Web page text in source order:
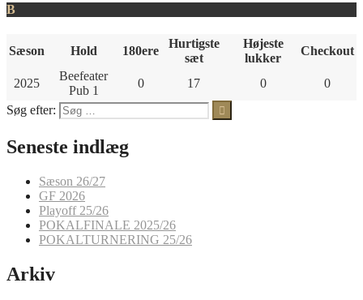
B
Sæson Hold 180ere
Hurtigste
sæt
Højeste
lukker
Checkout
2025
Beefeater
Pub 1
0 17 0
0
Søg efter:
Seneste indlæg
Sæson 26/27
GF 2026
Playoff 25/26
POKALFINALE 2025/26
POKALTURNERING 25/26
Arkiv